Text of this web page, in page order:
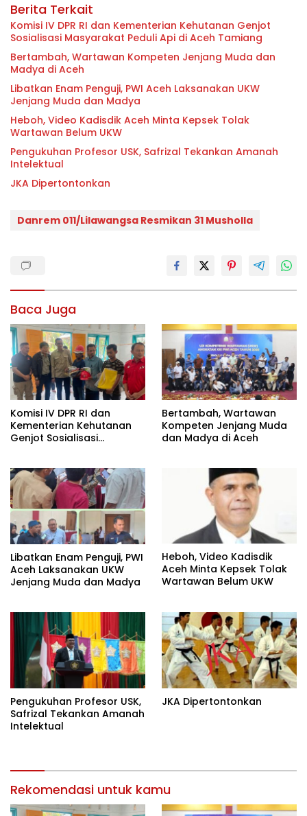
Berita Terkait
Komisi IV DPR RI dan Kementerian Kehutanan Genjot
Sosialisasi Masyarakat Peduli Api di Aceh Tamiang
Bertambah, Wartawan Kompeten Jenjang Muda dan
Madya di Aceh
Libatkan Enam Penguji, PWI Aceh Laksanakan UKW
Jenjang Muda dan Madya
Heboh, Video Kadisdik Aceh Minta Kepsek Tolak
Wartawan Belum UKW
Pengukuhan Profesor USK, Safrizal Tekankan Amanah
Intelektual
JKA Dipertontonkan
Danrem 011/Lilawangsa Resmikan 31 Musholla
Baca Juga
Komisi IV DPR RI dan
Kementerian Kehutanan
Genjot Sosialisasi
Bertambah, Wartawan
Kompeten Jenjang Muda
dan Madya di Aceh
Libatkan Enam Penguji, PWI
Aceh Laksanakan UKW
Jenjang Muda dan Madya
Heboh, Video Kadisdik
Aceh Minta Kepsek Tolak
Wartawan Belum UKW
Pengukuhan Profesor USK,
Safrizal Tekankan Amanah
Intelektual
JKA Dipertontonkan
Rekomendasi untuk kamu